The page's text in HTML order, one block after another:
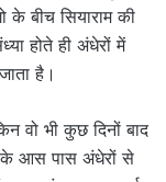
बीच सियाराम की
होते ही अंधेरों में
है।
वो भी कुछ दिनों बाद
के आस पास अंधेरों से